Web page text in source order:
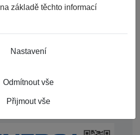
na základě těchto informací
Nastavení
Odmítnout vše
Přijmout vše